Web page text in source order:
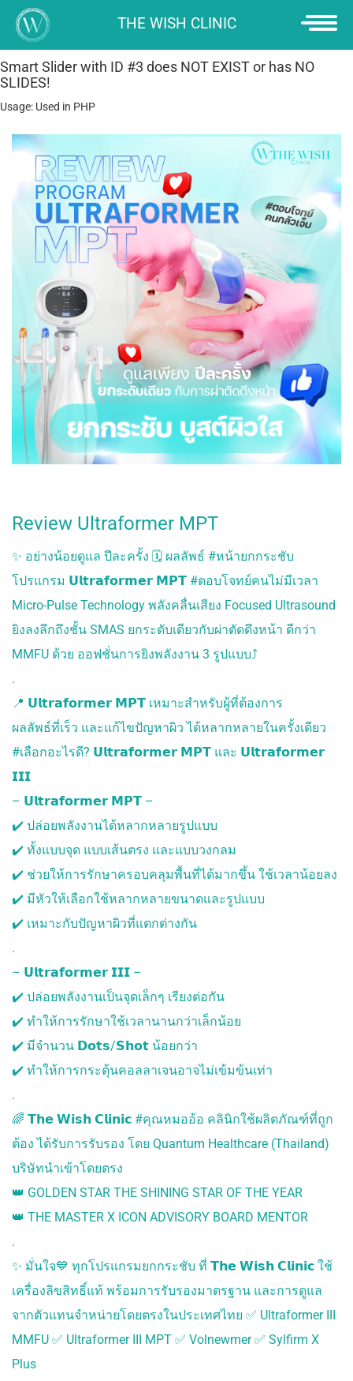
THE WISH CLINIC
HOME PROMOTION
ยกกระชับใบหน้า
ULTHERAPY PRIME
“SCULPTRA” เพื่อ
คุณภาพผิวที่ดียิ่งขึ้น
ใหม่ล่าสุด! " NEW
ULTRAFORMER MPT "
ULTHERA สวยด้วยเสียง
NEW THERMAGE FLX
MMFU: NEW
ULTRAFORMER LLL
ยกกระชับใหม่ล่าสุด
NEW ULTHERA
ยกกระชับ THERMAGE
ยกกระชับ HIFU
รอยสิว
DERM
PICOPLUS LASER
PICOSURE LASER
SPECTRA Q
LASER เลเซอร์ฝ้ากระ
มาตรฐานโรงพยาบาล
CELLEC ADVANCE IPL
เลเซอร์หลุมสิว
SOLITONE ACNE
โปรแกรมรักษาสิว
ร้อยไหม
บริการอื่นๆ
EMT SCULPT สร้าง
กล้ามเนื้อ สลายไขมัน
ส่วนเกิน
เติมน้ำให้ผิวสวยแบบ
สาวเกาหลี
PRP (PLATELET RICH
PLASMA)
รอยแตกลาย
เลเซอร์กำจัดขน LONG
PULSED ND YAG
VIDEO REVIEW BLOG
Smart Slider with ID #3 does NOT EXIST or has NO
SLIDES!
Usage: Used in PHP
Review Ultraformer MPT
✨ อย่างน้อยดูแล ปีละครั้ง 🗓️ ผลลัพธ์ #หน้ายกกระชับ
โปรแกรม 𝗨𝗹𝘁𝗿𝗮𝗳𝗼𝗿𝗺𝗲𝗿 𝗠𝗣𝗧 #ตอบโจทย์คนไม่มีเวลา
Micro-Pulse Technology พลังคลื่นเสียง Focused Ultrasound
ยิงลงลึกถึงชั้น SMAS ยกระดับเดียวกับผ่าตัดดึงหน้า ดีกว่า
MMFU ด้วย ออฟชั่นการยิงพลังงาน 3 รูปแบบ⤴️
.
📍 𝗨𝗹𝘁𝗿𝗮𝗳𝗼𝗿𝗺𝗲𝗿 𝗠𝗣𝗧 เหมาะสำหรับผู้ที่ต้องการ
ผลลัพธ์ที่เร็ว และแก้ไขปัญหาผิว ได้หลากหลายในครั้งเดียว
#เลือกอะไรดี? 𝗨𝗹𝘁𝗿𝗮𝗳𝗼𝗿𝗺𝗲𝗿 𝗠𝗣𝗧 และ 𝗨𝗹𝘁𝗿𝗮𝗳𝗼𝗿𝗺𝗲𝗿
𝗜𝗜𝗜
– 𝗨𝗹𝘁𝗿𝗮𝗳𝗼𝗿𝗺𝗲𝗿 𝗠𝗣𝗧 –
✔️ ปล่อยพลังงานได้หลากหลายรูปแบบ
✔️ ทั้งแบบจุด แบบเส้นตรง และแบบวงกลม
✔️ ช่วยให้การรักษาครอบคลุมพื้นที่ได้มากขึ้น ใช้เวลาน้อยลง
✔️ มีหัวให้เลือกใช้หลากหลายขนาดและรูปแบบ
✔️ เหมาะกับปัญหาผิวที่แตกต่างกัน
.
– 𝗨𝗹𝘁𝗿𝗮𝗳𝗼𝗿𝗺𝗲𝗿 𝗜𝗜𝗜 –
✔️ ปล่อยพลังงานเป็นจุดเล็กๆ เรียงต่อกัน
✔️ ทำให้การรักษาใช้เวลานานกว่าเล็กน้อย
✔️ มีจำนวน 𝗗𝗼𝘁𝘀/𝗦𝗵𝗼𝘁 น้อยกว่า
✔️ ทำให้การกระตุ้นคอลลาเจนอาจไม่เข้มข้นเท่า
.
🌈 𝗧𝗵𝗲 𝗪𝗶𝘀𝗵 𝗖𝗹𝗶𝗻𝗶𝗰 #คุณหมออ้อ คลินิกใช้ผลิตภัณฑ์ที่ถูก
ต้อง ได้รับการรับรอง โดย Quantum Healthcare (Thailand)
บริษัทนำเข้าโดยตรง
👑 GOLDEN STAR THE SHINING STAR OF THE YEAR
👑 THE MASTER X ICON ADVISORY BOARD MENTOR
.
✨ มั่นใจ💙 ทุกโปรแกรมยกกระชับ ที่ 𝗧𝗵𝗲 𝗪𝗶𝘀𝗵 𝗖𝗹𝗶𝗻𝗶𝗰 ใช้
เครื่องลิขสิทธิ์แท้ พร้อมการรับรองมาตรฐาน และการดูแล
จากตัวแทนจำหน่ายโดยตรงในประเทศไทย ✅ Ultraformer III
MMFU ✅ Ultraformer III MPT ✅ Volnewmer ✅ Sylfirm X
Plus